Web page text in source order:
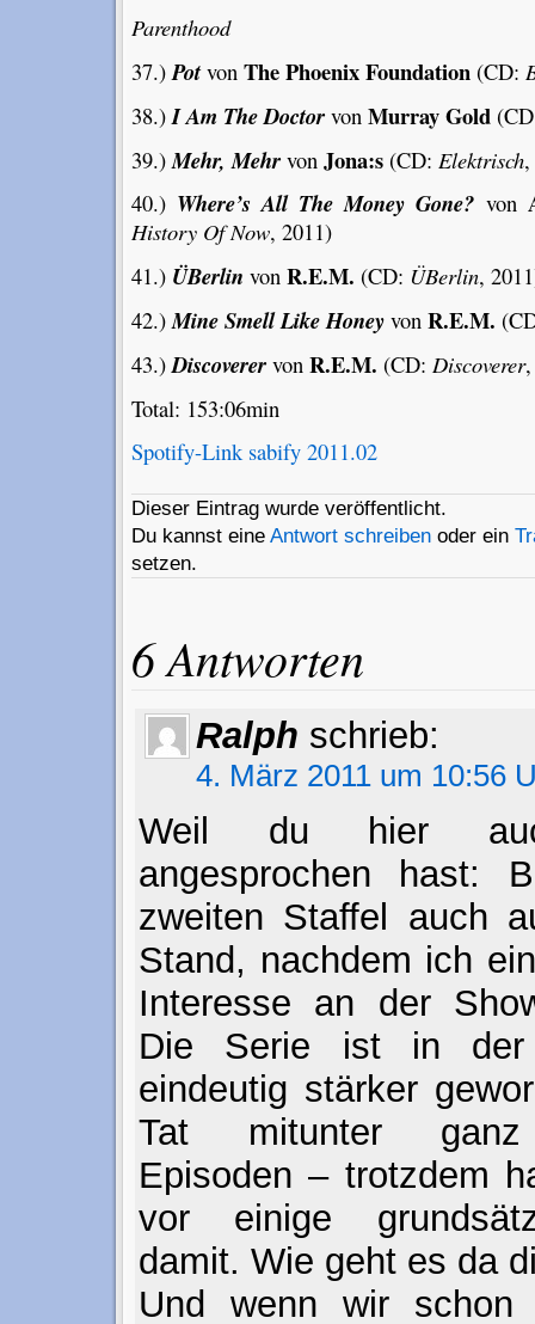
Parenthood
37.)Potvon The Phoenix Foundation(CD:
38.)I Am The Doctorvon Murray Gold
39.)Mehr, Mehrvon Jona:s(CD: Elektrisch,
40.) Where’s All The Money Gone? von
History Of Now, 2011)
41.) ÜBerlin von R.E.M. (CD: ÜBerlin,
42.)Mine Smell Like Honeyvon R.E.M.
43.)Discoverervon R.E.M. (CD: Discoverer
Total: 153:06min
Spotify-Link sabify 2011.02
Dieser Eintrag wurde veröffentlicht.
Du kannst eine Antwort schreibenoder ein
setzen.
6 Antworten
Ralph schrieb:
4. März 2011 um 10:56
Weil du hier
angesprochen hast:
zweiten Staffel auch
Stand, nachdem ich
Interesse an der
Die Serie ist in der
eindeutig stärker
Tat mitunter ganz
Episoden – trotzdem
vor einige
damit. Wie geht es da
Und wenn wir